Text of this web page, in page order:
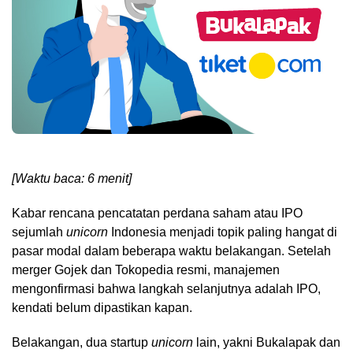
[Waktu baca: 6 menit]
Kabar rencana pencatatan perdana saham atau IPO
sejumlah unicorn Indonesia menjadi topik paling hangat di
pasar modal dalam beberapa waktu belakangan. Setelah
merger Gojek dan Tokopedia resmi, manajemen
mengonfirmasi bahwa langkah selanjutnya adalah IPO,
kendati belum dipastikan kapan.
Belakangan, dua startup unicorn lain, yakni Bukalapak dan